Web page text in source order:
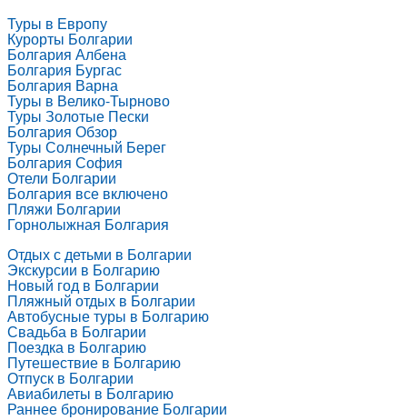
Туры в Европу
Курорты Болгарии
Болгария Албена
Болгария Бургас
Болгария Варна
Туры в Велико-Тырново
Туры Золотые Пески
Болгария Обзор
Туры Солнечный Берег
Болгария София
Отели Болгарии
Болгария все включено
Пляжи Болгарии
Горнолыжная Болгария
Отдых с детьми в Болгарии
Экскурсии в Болгарию
Новый год в Болгарии
Пляжный отдых в Болгарии
Автобусные туры в Болгарию
Свадьба в Болгарии
Поездка в Болгарию
Путешествие в Болгарию
Отпуск в Болгарии
Авиабилеты в Болгарию
Раннее бронирование Болгарии